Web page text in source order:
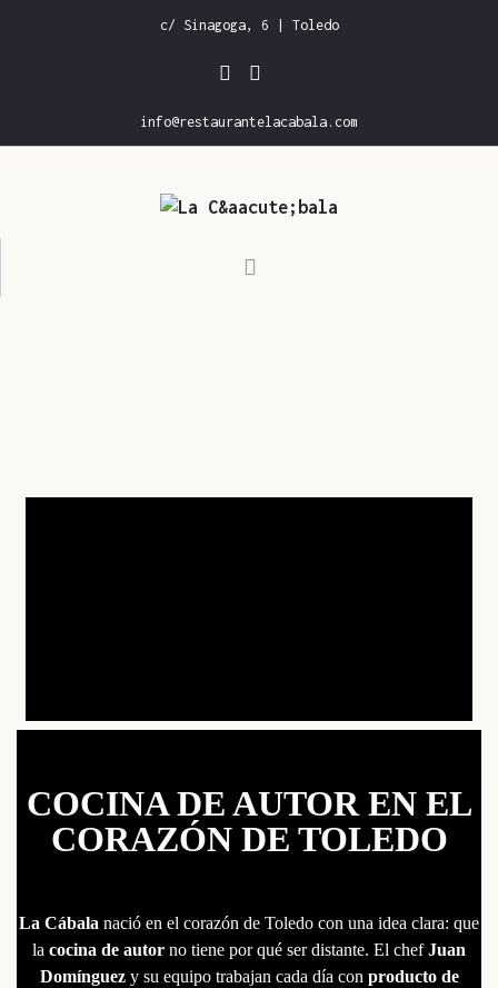
c/ Sinagoga, 6 | Toledo
info@restaurantelacabala.com
COCINA DE AUTOR EN EL
CORAZÓN DE TOLEDO
La Cábala nació en el corazón de Toledo con una idea clara: que
la cocina de autor no tiene por qué ser distante. El chefJuan
Domínguezy su equipo trabajan cada día con producto de